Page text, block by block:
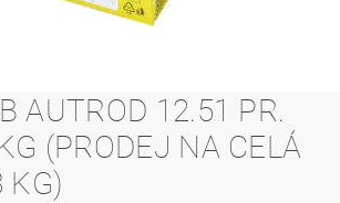
AUTROD 12.51 PR.
(PRODEJ NA CELÁ
KG)